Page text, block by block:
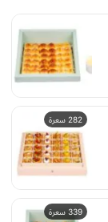
282 سعرة
339 سعرة